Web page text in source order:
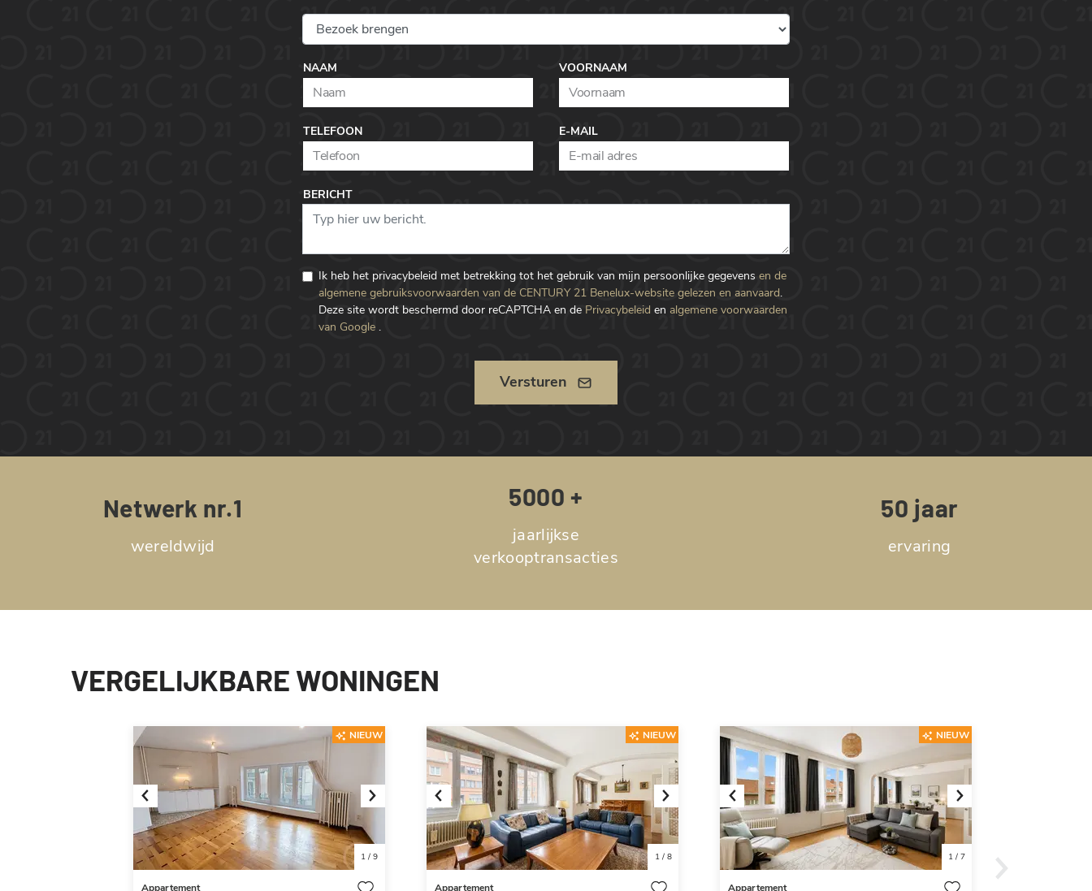
NAAM VOORNAAM
TELEFOON E-MAIL
BERICHT
Ik heb het privacybeleid met betrekking tot het gebruik van mijn persoonlijke gegevens en de
algemene gebruiksvoorwaarden van de CENTURY 21 Benelux-website gelezen en aanvaard.
Deze site wordt beschermd door reCAPTCHA en de Privacybeleid en algemene voorwaarden
van Google .
Versturen
Netwerk nr.1
wereldwijd
5000 +
jaarlijkse
verkooptransacties
50 jaar
ervaring
VERGELIJKBARE WONINGEN
Previous Next
1 /9
NIEUW
Appartement
Previous Next
1/ 8
NIEUW
Appartement
Previous Next
1 /7
NIEUW
Appartement